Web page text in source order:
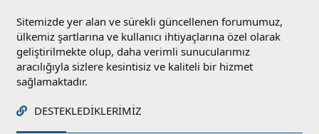
Sitemizde yer alan ve sürekli güncellenen forumumuz,
ülkemiz şartlarına ve kullanıcı ihtiyaçlarına özel olarak
geliştirilmekte olup, daha verimli sunucularımız
aracılığıyla sizlere kesintisiz ve kaliteli bir hizmet
sağlamaktadır.
DESTEKLEDIKLERIMIZ